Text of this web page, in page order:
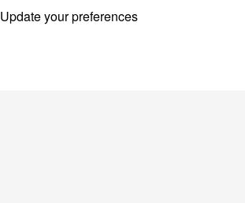
Update your preferences